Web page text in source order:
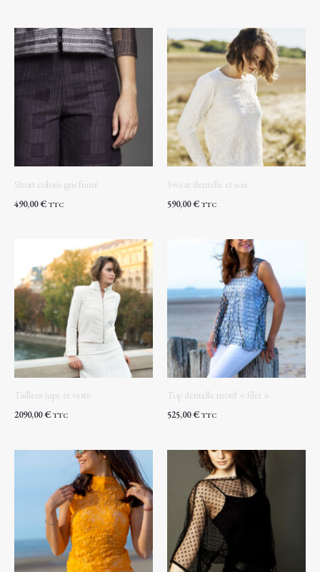
Short coloris gris fumé
490,00€ TTC
Sweat dentelle et soie
590,00€ TTC
Tailleur jupe et veste
2090,00€ TTC
Top dentelle motif « filet »
525,00€ TTC